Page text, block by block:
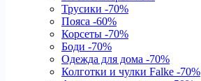
Трусики -70%
Пояса -60%
Корсеты -70%
Боди -70%
Одежда для дома -70%
Колготки и чулки Falke -70%